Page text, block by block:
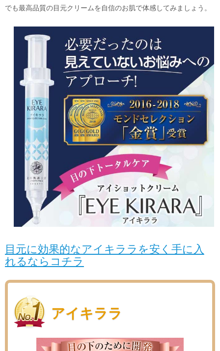
でも最高品質の目元クリームを自信のお肌で体感してみましょう。
目元に効果的なアイキララを安く手に入
れるならコチラ
アイキララ